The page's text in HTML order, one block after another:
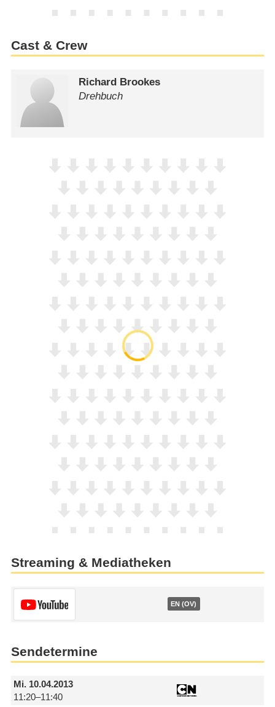
Cast & Crew
Richard Brookes
Drehbuch
Streaming & Mediatheken
EN (OV)
Sendetermine
Mi.10.04.2013
11:20–11:40